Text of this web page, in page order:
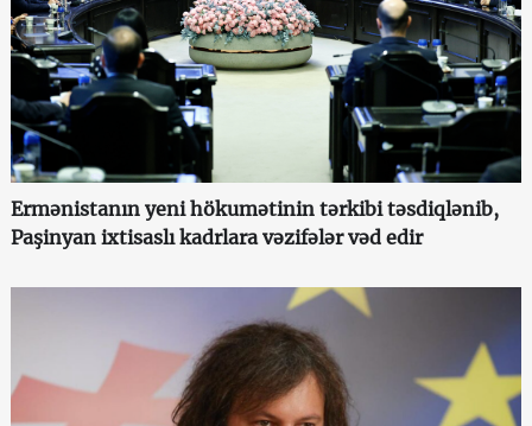
Ermənistanın yeni hökumətinin tərkibi təsdiqlənib,
Paşinyan ixtisaslı kadrlara vəzifələr vəd edir